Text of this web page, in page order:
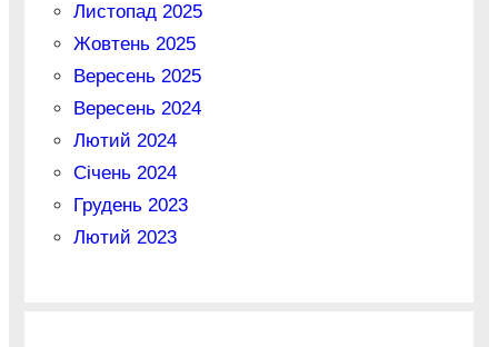
Листопад 2025
Жовтень 2025
Вересень 2025
Вересень 2024
Лютий 2024
Січень 2024
Грудень 2023
Лютий 2023